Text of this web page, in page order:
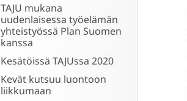
TAJU mukana
uudenlaisessa työelämän
yhteistyössä Plan Suomen
kanssa
Kesätöissä TAJUssa 2020
Kevät kutsuu luontoon
liikkumaan